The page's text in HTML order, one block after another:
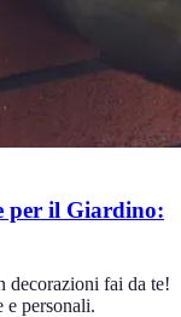
per il Giardino:
decorazioni fai da te!
e personali.